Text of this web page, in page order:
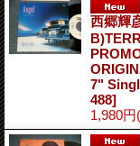
西郷輝
7"
488]
1,980円